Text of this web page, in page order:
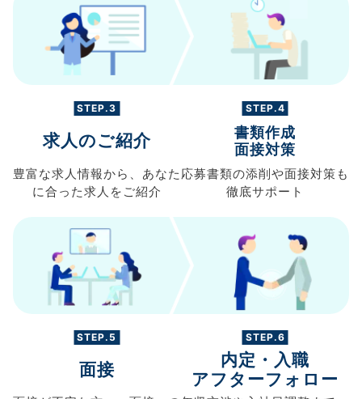
STEP.3
求人のご紹介
豊富な求人情報から、 あなた
に合った求人を ご紹介
STEP.4
書類作成
面接対策
応募書類の添削や面接対策も
徹底サポート
STEP.5
面接
STEP.6
内定・入職
アフターフォロー